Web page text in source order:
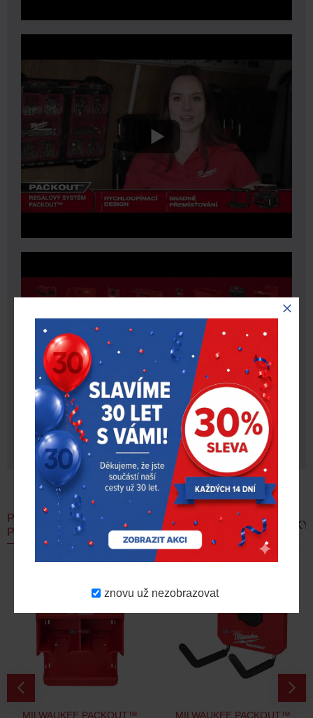
znovu už nezobrazovat
PODOBNÉ
PRODUKTY
AKČNÍ
NABÍDKA
DOPORUČUJEME NOVINKY
MILWAUKEE PACKOUT™ MILWAUKEE PACKOUT™